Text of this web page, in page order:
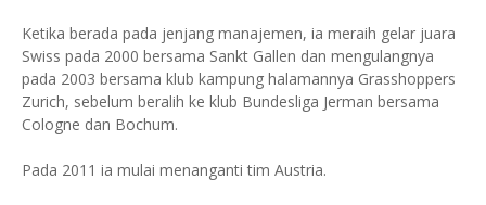
Ketika berada pada jenjang manajemen, ia meraih gelar juara
Swiss pada 2000 bersama Sankt Gallen dan mengulangnya
pada 2003 bersama klub kampung halamannya Grasshoppers
Zurich, sebelum beralih ke klub Bundesliga Jerman bersama
Cologne dan Bochum.
Pada 2011 ia mulai menanganti tim Austria.